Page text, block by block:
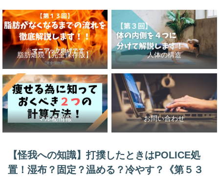
脂肪燃焼【完全保存版】 人体の構造
マル秘情報 お問い合わせ
【怪我への知識】打撲したときはPOLICE処
置！湿布？固定？温める？冷やす？《第５３